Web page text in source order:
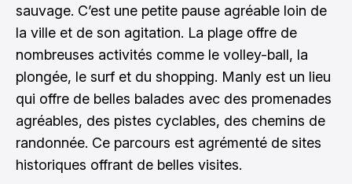
sauvage. C’est une petite pause agréable loin de
la ville et de son agitation. La plage offre de
nombreuses activités comme le volley-ball, la
plongée, le surf et du shopping. Manly est un lieu
qui offre de belles balades avec des promenades
agréables, des pistes cyclables, des chemins de
randonnée. Ce parcours est agrémenté de sites
historiques offrant de belles visites.